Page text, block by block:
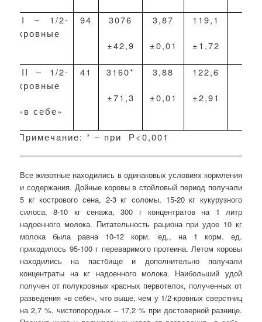
II
– 1/2-
кровные
94 3076
±42,9
3,87
±0,01
119,1
±1,72
III
– 1/2-
кровные
«в себе»
41 3160*
±71,3
3,88
±0,01
122,6
±2,91
Примечание: * – при Р<0,001
Все животные находились в одинаковых условиях кормления
и содержания. Дойные коровы в стойловый период получали
5 кг кострового сена, 2-3 кг соломы, 15-20 кг кукурузного
силоса, 8-10 кг сенажа, 300 г концентратов на 1 литр
надоенного молока. Питательность рациона при удое 10 кг
молока была равна 10-12 корм. ед., на 1 корм. ед.
приходилось 95-100 г переваримого протеина. Летом коровы
находились на пастбище и дополнительно получали
концентраты на кг надоенного молока. Наибольший удой
получен от полукровных красных первотелок, полученных от
разведения «в себе», что выше, чем у 1/2-кровных сверстниц
на 2,7 %, чистопородных – 17,2 % при достоверной разнице.